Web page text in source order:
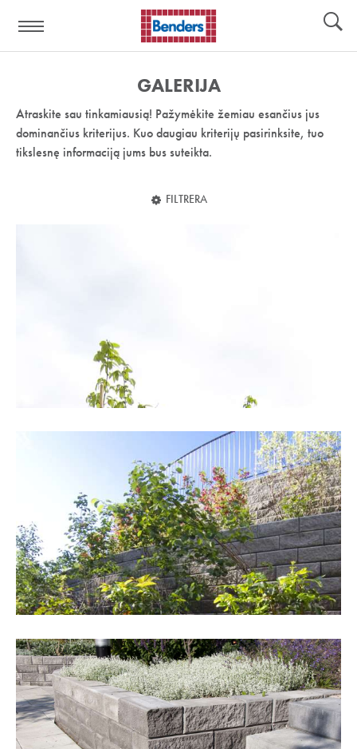
nuoroda:
GALERIJA
Atraskite sau tinkamiausią! Pažymėkite žemiau esančius jus
dominančius kriterijus. Kuo daugiau kriterijų pasirinksite, tuo
tikslesnę informaciją jums bus suteikta.
FILTRERA